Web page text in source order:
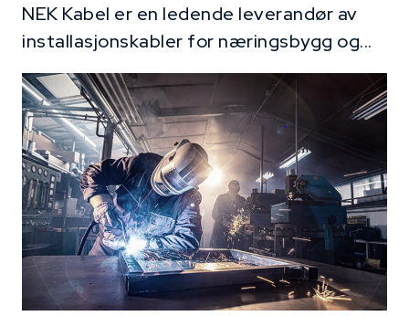
NEK Kabel er en ledende leverandør av
installasjonskabler for næringsbygg og...